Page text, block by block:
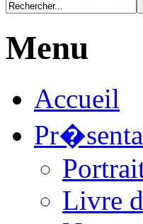
Menu
Accueil
Livre